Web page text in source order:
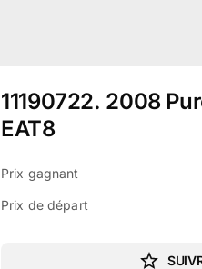
11190722. 2008
EAT8
Prix gagnant
Prix de départ